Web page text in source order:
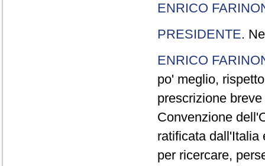
ENRICO
PRESIDENTE.
ENRICO
po' meglio,
prescrizione
Convenzione
ratificata dall'Italia
per ricercare,